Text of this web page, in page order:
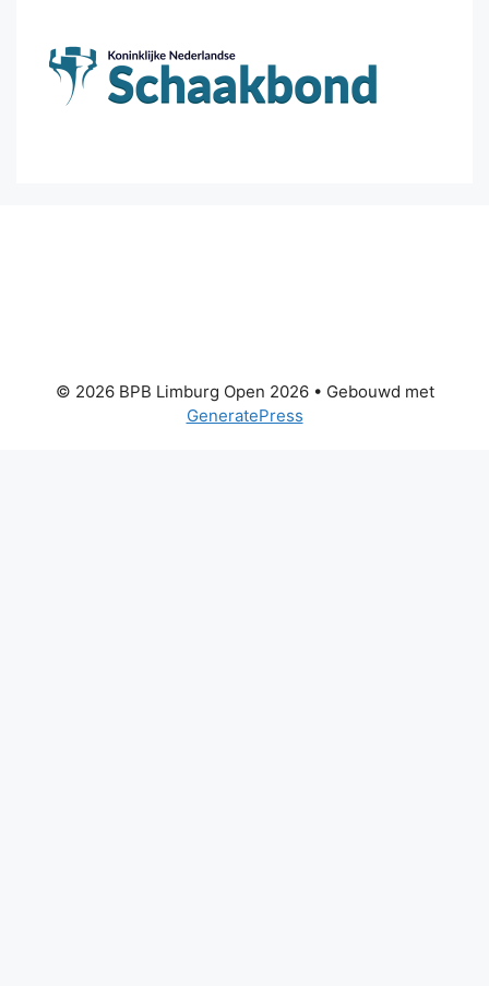
© 2026 BPB Limburg Open 2026• Gebouwd met
GeneratePress